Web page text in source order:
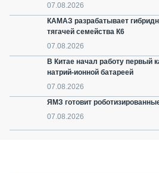
07.08.2026
КАМАЗ разрабатывает
тягачей семейства К6
07.08.2026
В Китае начал работу первый
натрий-ионной батареей
07.08.2026
ЯМЗ готовит
07.08.2026